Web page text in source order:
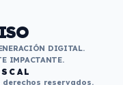
DIGITAL.
IMPACTANTE.
reservados.